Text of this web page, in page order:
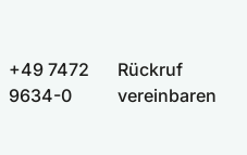
+49 7472
9634-0
Rückruf
vereinbaren